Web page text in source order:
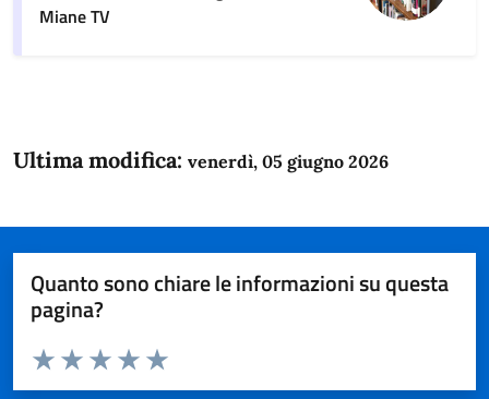
Miane TV
Ultima modifica: venerdì, 05 giugno 2026
Quanto sono chiare le informazioni su questa
pagina?
Domanda
Valuta da 1 a 5 stelle la pagina
Valuta 5 stelle su 5
Valuta 4 stelle su 5
Valuta 3 stelle su 5
Valuta 2 stelle su 5
Valuta 1 stelle su 5